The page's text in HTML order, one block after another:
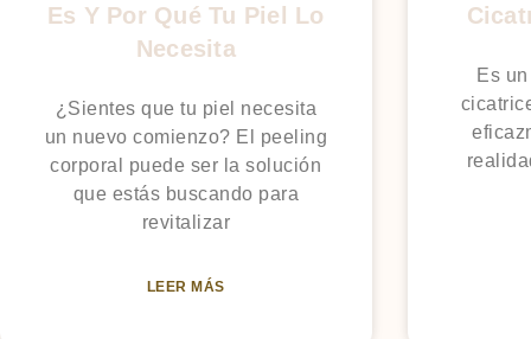
Es Y Por Qué Tu Piel Lo
Necesita
¿Sientes que tu piel necesita
un nuevo comienzo? El peeling
corporal puede ser la solución
que estás buscando para
revitalizar
LEER MÁS
Es